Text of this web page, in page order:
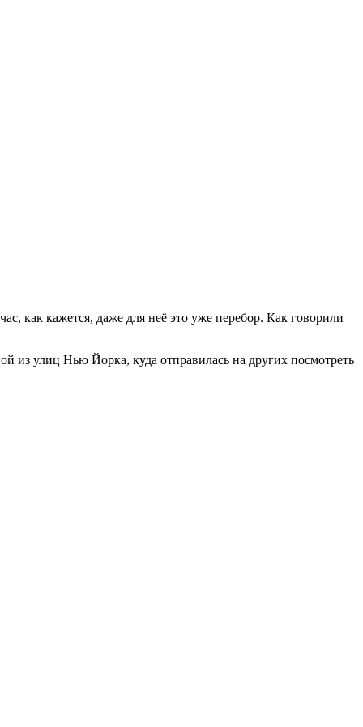
как кажется, даже для неё это уже перебор. Как говорили
из улиц Нью Йорка, куда отправилась на других посмотреть